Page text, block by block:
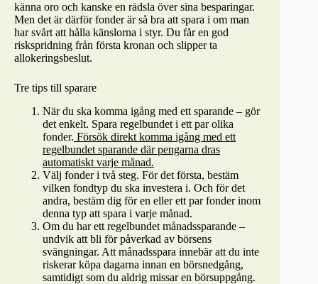
känna oro och kanske en rädsla över sina besparingar.
Men det är därför fonder är så bra att spara i om man
har svårt att hålla känslorna i styr. Du får en god
riskspridning från första kronan och slipper ta
allokeringsbeslut.
Tre tips till sparare
När du ska komma igång med ett sparande – gör
det enkelt. Spara regelbundet i ett par olika
fonder. Försök direkt komma igång med ett
regelbundet sparande där pengarna dras
automatiskt varje månad.
Välj fonder i två steg. För det första, bestäm
vilken fondtyp du ska investera i. Och för det
andra, bestäm dig för en eller ett par fonder inom
denna typ att spara i varje månad.
Om du har ett regelbundet månadssparande –
undvik att bli för påverkad av börsens
svängningar. Att månadsspara innebär att du inte
riskerar köpa dagarna innan en börsnedgång,
samtidigt som du aldrig missar en börsuppgång.